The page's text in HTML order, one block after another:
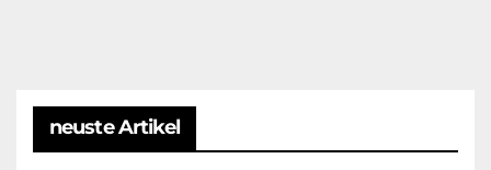
neuste Artikel